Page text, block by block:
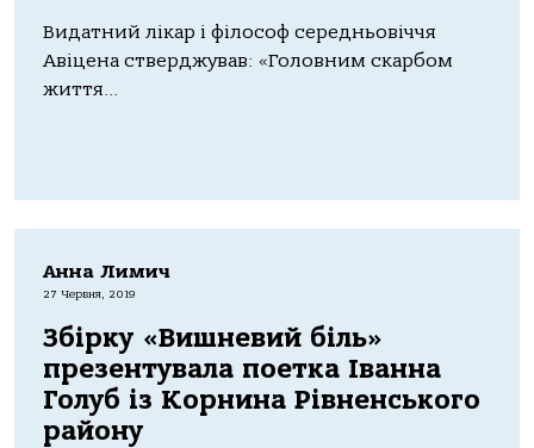
Видатний лікар і філософ середньовіччя
Авіцена стверджував: «Головним скарбом
життя...
Анна Лимич
27 Червня, 2019
Збірку «Вишневий біль»
презентувала поетка Іванна
Голуб із Корнина Рівненського
району